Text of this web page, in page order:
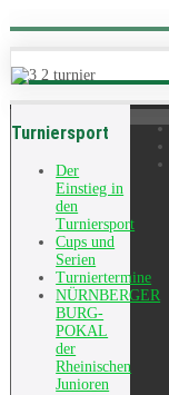
Turniersport
Der
Einstieg in
den
Turniersport
Cups und
Serien
Turniertermine
NÜRNBERGER
BURG-
POKAL
der
Rheinischen
Junioren